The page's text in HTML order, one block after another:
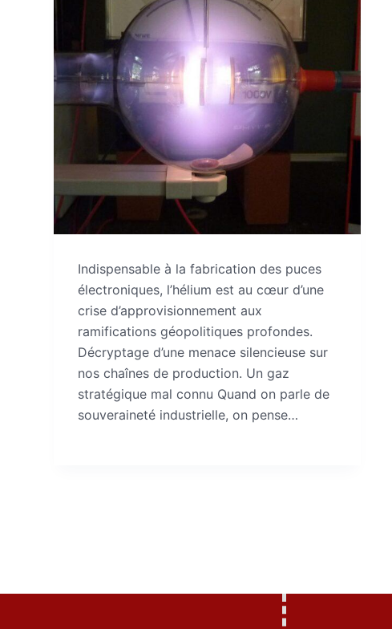
Indispensable à la fabrication des puces
électroniques, l’hélium est au cœur d’une
crise d’approvisionnement aux
ramifications géopolitiques profondes.
Décryptage d’une menace silencieuse sur
nos chaînes de production. Un gaz
stratégique mal connu Quand on parle de
souveraineté industrielle, on pense…